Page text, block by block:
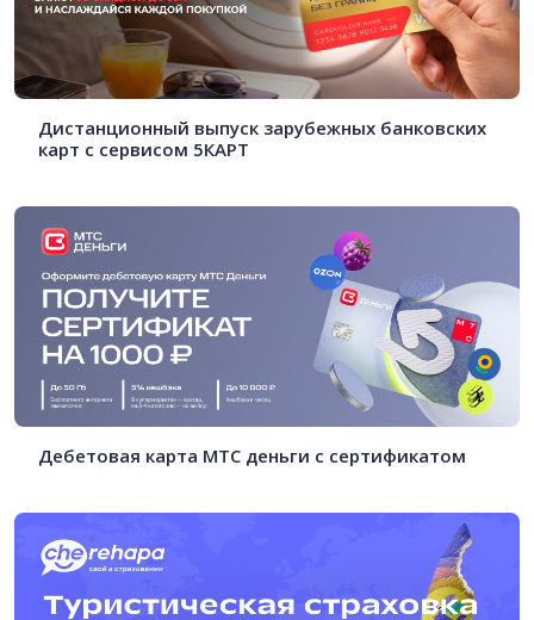
Дистанционный выпуск зарубежных банковских
карт с сервисом 5КАРТ
Дебетовая карта МТС деньги с сертификатом